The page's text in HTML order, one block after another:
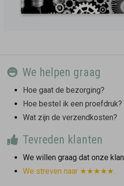
We helpen graag
Hoe gaat de bezorging?
Hoe bestel ik een proefdruk?
Wat zijn de verzendkosten?
Tevreden klanten
We willen graag dat onze
We streven naar ★★★★★.